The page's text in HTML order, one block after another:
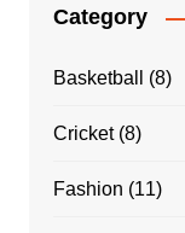
Category
Basketball (8)
Cricket(8)
Fashion (11)